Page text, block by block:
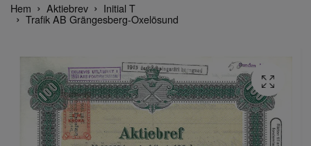
Hem Aktiebrev Initial T
Trafik AB Grängesberg-Oxelösund